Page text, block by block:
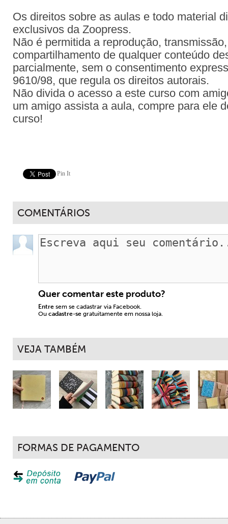
Os direitos sobre as aulas e todo material
exclusivos da Zoopress.
Não é permitida a reprodução,
compartilhamento de qualquer conteúdo
parcialmente, sem o consentimento
9610/98, que regula os direitos autorais.
Não divida o acesso a este curso com
um amigo assista a aula, compre para ele
curso!
Pin It
COMENTÁRIOS
Quer comentar este produto?
Entre sem se cadastrar via Facebook.
Ou cadastre-se gratuitamente em nossa loja.
VEJA TAMBÉM
FORMAS DE PAGAMENTO